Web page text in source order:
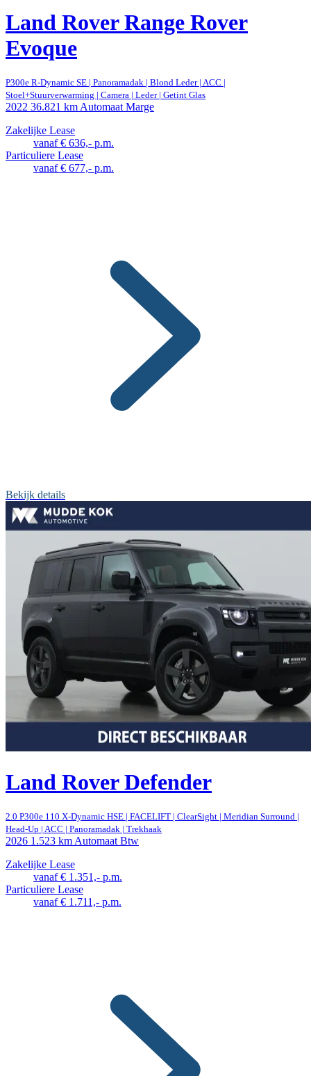
Land Rover Range Rover
Evoque
P300e R-Dynamic SE | Panoramadak | Blond Leder | ACC |
Stoel+Stuurverwarming | Camera | Leder | Getint Glas
2022 36.821 km Automaat Marge
Zakelijke Lease
vanaf € 636,- p.m.
Particuliere Lease
vanaf € 677,- p.m.
Bekijk details
Land Rover Defender
2.0 P300e 110 X-Dynamic HSE | FACELIFT | ClearSight | Meridian Surround |
Head-Up | ACC | Panoramadak | Trekhaak
2026 1.523 km Automaat Btw
Zakelijke Lease
vanaf € 1.351,- p.m.
Particuliere Lease
vanaf € 1.711,- p.m.